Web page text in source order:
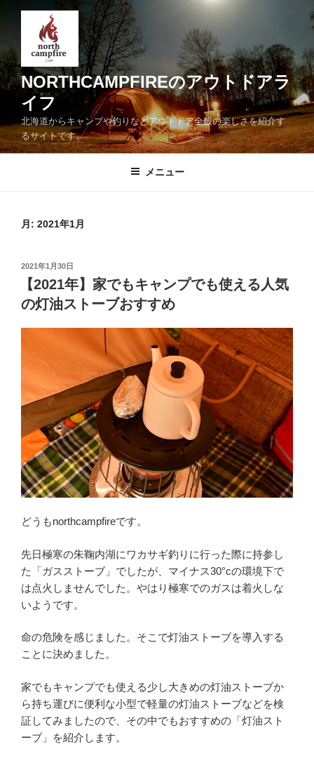
ン
ツ
へ
キ
ッ
NORTHCAMPFIREのアウトドアラ
イフ
北海道からキャンプや釣りなどアウトドア全般の楽しさを紹介す
るサイトです。
メニュー
月: 2021年1月
投
日:
2021年1月30日
【2021年】家でもキャンプでも使える人気
の灯油ストーブおすすめ
どうもnorthcampfireです。
先日極寒の朱鞠内湖にワカサギ釣りに行った際に持参し
た「ガスストーブ」でしたが、マイナス30°cの環境下で
は点火しませんでした。やはり極寒でのガスは着火しな
いようです。
命の危険を感じました。そこで灯油ストーブを導入する
ことに決めました。
家でもキャンプでも使える少し大きめの灯油ストーブか
ら持ち運びに便利な小型で軽量の灯油ストーブなどを検
証してみましたので、その中でもおすすめの「灯油スト
ーブ」を紹介します。